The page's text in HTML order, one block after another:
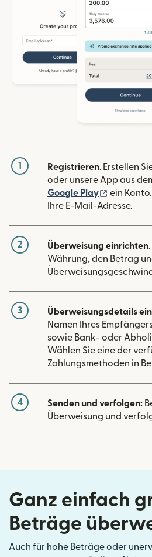
1 Registrieren. Erstellen
oder unsere App aus
Google Play
(wird in
ein
Ihre E-Mail-Adresse.
2 Überweisung einrichten
Währung, den Betrag
3 Überweisungsdetails
Namen Ihres
sowie Bank- oder
Wählen Sie eine der
Zahlungsmethoden in
4 Senden und verfolgen:
Überweisung und
Ganz einfach
Beträge
Auch für hohe Beträge oder